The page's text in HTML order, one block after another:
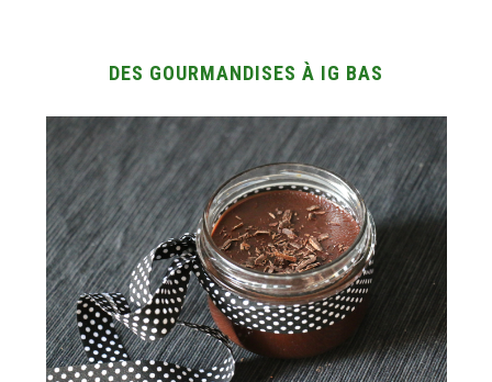
DES GOURMANDISES À IG BAS